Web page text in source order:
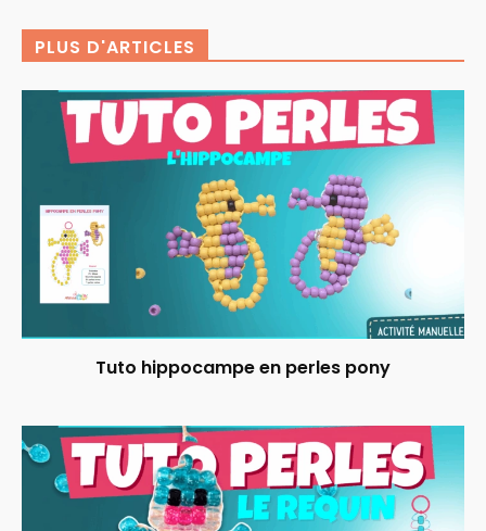
PLUS D'ARTICLES
Tuto hippocampe en perles pony